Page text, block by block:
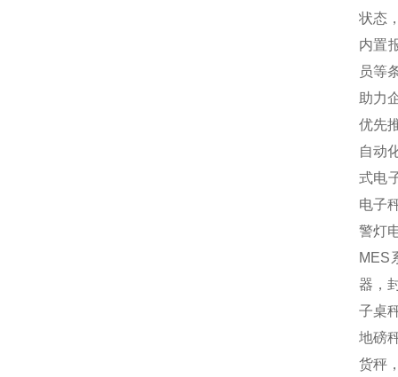
状态
内置
员等
助力
优先
自动
式电
电子
警灯
MES
器，
子桌
地磅
货秤